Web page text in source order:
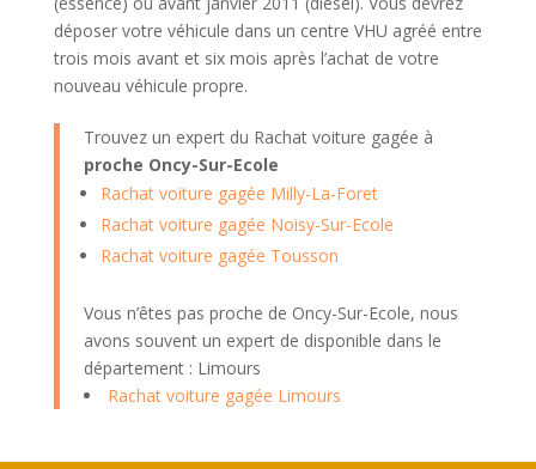
déposer votre véhicule dans un centre VHU agréé entre
trois mois avant et six mois après l’achat de votre
nouveau véhicule propre.
Trouvez un expert du Rachat voiture gagée à
proche Oncy-Sur-Ecole
Rachat voiture gagée Milly-La-Foret
Rachat voiture gagée Noisy-Sur-Ecole
Rachat voiture gagée Tousson
Vous n’êtes pas proche de Oncy-Sur-Ecole, nous
avons souvent un expert de disponible dans le
département : Limours
Rachat voiture gagée Limours